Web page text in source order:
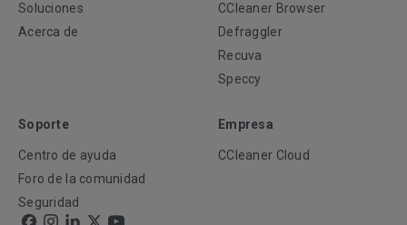
Soluciones
Acerca de
CCleaner Browser
Defraggler
Recuva
Speccy
Soporte
Centro de ayuda
Foro de la comunidad
Seguridad
Empresa
CCleaner Cloud